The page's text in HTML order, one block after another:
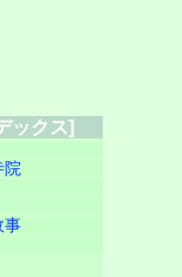
ックス]
院
事